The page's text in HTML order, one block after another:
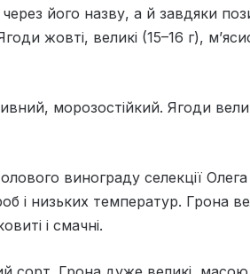
його назву, а й завдяки
жовті, великі (15–16 г),
морозостійкий. Ягоди
винограду селекції
і низьких температур. Грона
і смачні.